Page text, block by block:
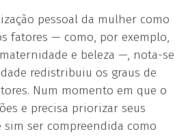
pessoal da mulher como
fatores — como, por exemplo,
e beleza —, nota-se
redistribuiu os graus de
Num momento em que o
e precisa priorizar seus
sim ser compreendida como